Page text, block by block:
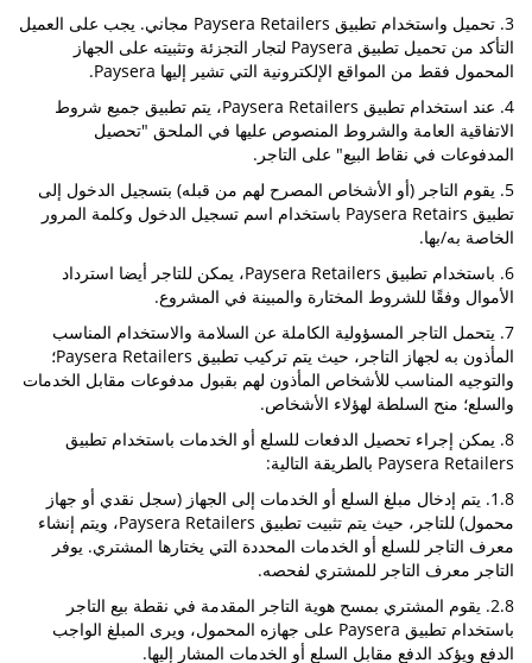
3. تحميل واستخدام تطبيق Paysera Retailers مجاني. يجب على العميل
التأكد من تحميل تطبيق Paysera لتجار التجزئة وتثبيته على الجهاز
المحمول فقط من المواقع الإلكترونية التي تشير إليها Paysera.
4. عند استخدام تطبيق Paysera Retailers، يتم تطبيق جميع شروط
الاتفاقية العامة والشروط المنصوص عليها في الملحق "تحصيل
المدفوعات في نقاط البيع" على التاجر.
5. يقوم التاجر (أو الأشخاص المصرح لهم من قبله) بتسجيل الدخول إلى
تطبيق Paysera Retairs باستخدام اسم تسجيل الدخول وكلمة المرور
الخاصة به/بها.
6. باستخدام تطبيق Paysera Retailers، يمكن للتاجر أيضا استرداد
الأموال وفقًا للشروط المختارة والمبينة في المشروع.
7. يتحمل التاجر المسؤولية الكاملة عن السلامة والاستخدام المناسب
المأذون به لجهاز التاجر، حيث يتم تركيب تطبيق Paysera Retailers؛
والتوجيه المناسب للأشخاص المأذون لهم بقبول مدفوعات مقابل الخدمات
والسلع؛ منح السلطة لهؤلاء الأشخاص.
8. يمكن إجراء تحصيل الدفعات للسلع أو الخدمات باستخدام تطبيق
Paysera Retailers بالطريقة التالية:
1.8. يتم إدخال مبلغ السلع أو الخدمات إلى الجهاز (سجل نقدي أو جهاز
محمول) للتاجر، حيث يتم تثبيت تطبيق Paysera Retailers، ويتم إنشاء
معرف التاجر للسلع أو الخدمات المحددة التي يختارها المشتري. يوفر
التاجر معرف التاجر للمشتري لفحصه.
2.8. يقوم المشتري بمسح هوية التاجر المقدمة في نقطة بيع التاجر
باستخدام تطبيق Paysera على جهازه المحمول، ويرى المبلغ الواجب
الدفع ويؤكد الدفع مقابل السلع أو الخدمات المشار إليها.